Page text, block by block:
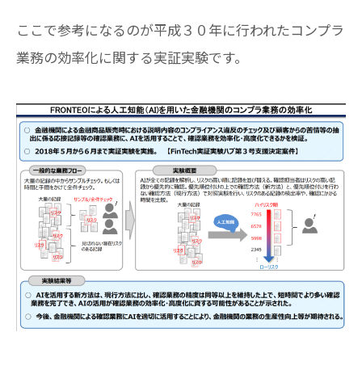
ここで参考になるのが平成３０年に行われたコンプラ
業務の効率化に関する実証実験です。